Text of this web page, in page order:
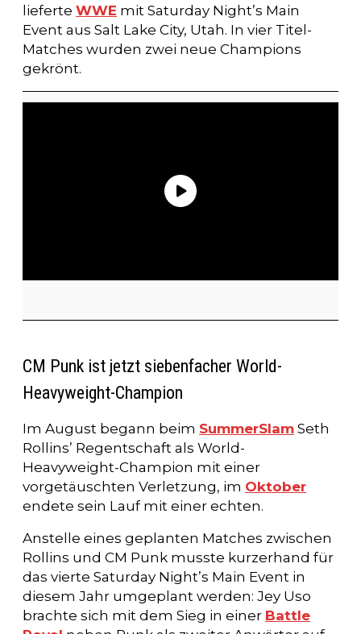
lieferte WWE mit Saturday Night’s Main
Event aus Salt Lake City, Utah. In vier Titel-
Matches wurden zwei neue Champions
gekrönt.
CM Punk ist jetzt siebenfacher World-
Heavyweight-Champion
Im August begann beim SummerSlam Seth
Rollins’ Regentschaft als World-
Heavyweight-Champion mit einer
vorgetäuschten Verletzung, im Oktober
endete sein Lauf mit einer echten.
Anstelle eines geplanten Matches zwischen
Rollins und CM Punk musste kurzerhand für
das vierte Saturday Night’s Main Event in
diesem Jahr umgeplant werden: Jey Uso
brachte sich mit dem Sieg in einer Battle